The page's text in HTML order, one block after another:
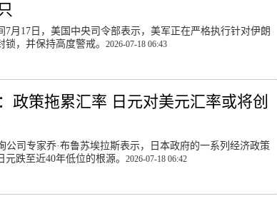
7月17日，美国中央司令部表示，美军正在严格执行针对伊朗
锁，并保持高度警戒。 2026-07-18 06:43
政策拖累汇率 日元对美元汇率或将创
公司专家乔·布鲁苏埃拉斯表示，日本政府的一系列经济政策
元跌至近40年低位的根源。 2026-07-18 06:42